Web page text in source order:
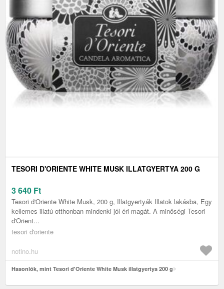
TESORI D'ORIENTE WHITE MUSK ILLATGYERTYA 200 G
3 640 Ft
Tesori d'Oriente White Musk, 200 g, Illatgyertyák Illatok lakásba, Egy
kellemes illatú otthonban mindenki jól éri magát. A minőségi Tesori
d'Orient...
tesori d'oriente
notino.hu
Hasonlók, mint Tesori d'Oriente White Musk illatgyertya 200 g